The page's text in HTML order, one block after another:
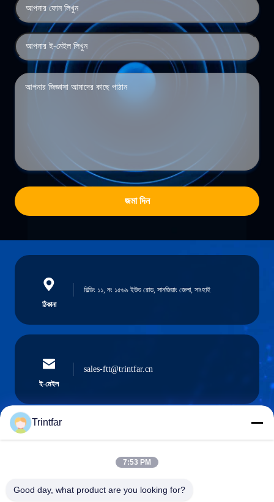
জমা দিন
ঠিকানা
বিল্ডিং ১১, নং ১৫৬৯ ইউশু রোড, সানজিয়াং জেলা, সাংহাই
ই-মেইল
sales-ftt@trintfar.cn
Trintfar
7:53 PM
Good day, what product are you looking for?